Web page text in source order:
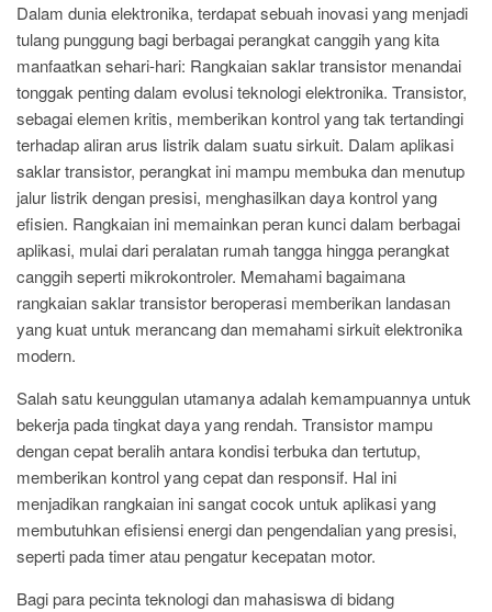
Dalam dunia elektronika, terdapat sebuah inovasi yang menjadi
tulang punggung bagi berbagai perangkat canggih yang kita
manfaatkan sehari-hari: Rangkaian saklar transistor menandai
tonggak penting dalam evolusi teknologi elektronika. Transistor,
sebagai elemen kritis, memberikan kontrol yang tak tertandingi
terhadap aliran arus listrik dalam suatu sirkuit. Dalam aplikasi
saklar transistor, perangkat ini mampu membuka dan menutup
jalur listrik dengan presisi, menghasilkan daya kontrol yang
efisien. Rangkaian ini memainkan peran kunci dalam berbagai
aplikasi, mulai dari peralatan rumah tangga hingga perangkat
canggih seperti mikrokontroler. Memahami bagaimana
rangkaian saklar transistor beroperasi memberikan landasan
yang kuat untuk merancang dan memahami sirkuit elektronika
modern.
Salah satu keunggulan utamanya adalah kemampuannya untuk
bekerja pada tingkat daya yang rendah. Transistor mampu
dengan cepat beralih antara kondisi terbuka dan tertutup,
memberikan kontrol yang cepat dan responsif. Hal ini
menjadikan rangkaian ini sangat cocok untuk aplikasi yang
membutuhkan efisiensi energi dan pengendalian yang presisi,
seperti pada timer atau pengatur kecepatan motor.
Bagi para pecinta teknologi dan mahasiswa di bidang